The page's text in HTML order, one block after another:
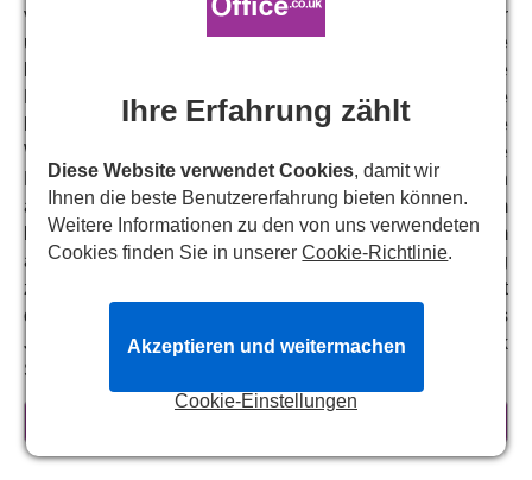
von William Kamkwamba, einem malawischen Ingenieur
und Erfinder, der aus Schrottteilen eine Windkraftanlage
baute, um seine Familie mit Strom zu versorgen. Als eine
Dürre sein Dorf und den Bauernhof seiner Familie
heimsucht, ist der junge William fest entschlossen, eine
Windmühle zu bauen. Doch niemand, nicht einmal seine
Freunde und Familie, glaubt an ihn. Mit einigen Büchern
aus der Bibliothek, Teilen alter Maschinen und seinem
brillanten Verstand macht sich William auf den Weg, um
allen das Gegenteil zu beweisen und dem Dorf Hoffnung
zu bringen. Mutig, erhebend und inspirierend erzählt
dieses neue Musical die bewegende Geschichte eines
Jungen, der alle Erwartungen übertrifft, um seinem Volk
Strom und Hoffnung für die Zukunft zu schenken.
Kamkwambas unglaubliche Geschichte inspirierte einen
Film, der auf seinen Memoiren basiert und von
Chiwetel
Ejioforgeschrieben und inszeniert wurde. Ejiofor kehrt
Ihre Erfahrung zählt
Diese Website verwendet Cookies, damit wir
Ihnen die beste Benutzererfahrung bieten können.
Weitere Informationen zu den von uns verwendeten
Cookies finden Sie in unsererCookie-Richtlinie.
Cookie-Einstellungen
Akzeptieren und weitermachen